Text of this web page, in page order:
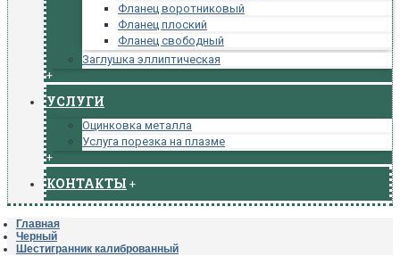
Фланец воротниковый
Фланец плоский
Фланец свободный
Заглушка эллиптическая
+
УСЛУГИ
Оцинковка металла
Услуга порезка на плазме
+
КОНТАКТЫ +
Главная
Черный
Шестигранник калиброванный